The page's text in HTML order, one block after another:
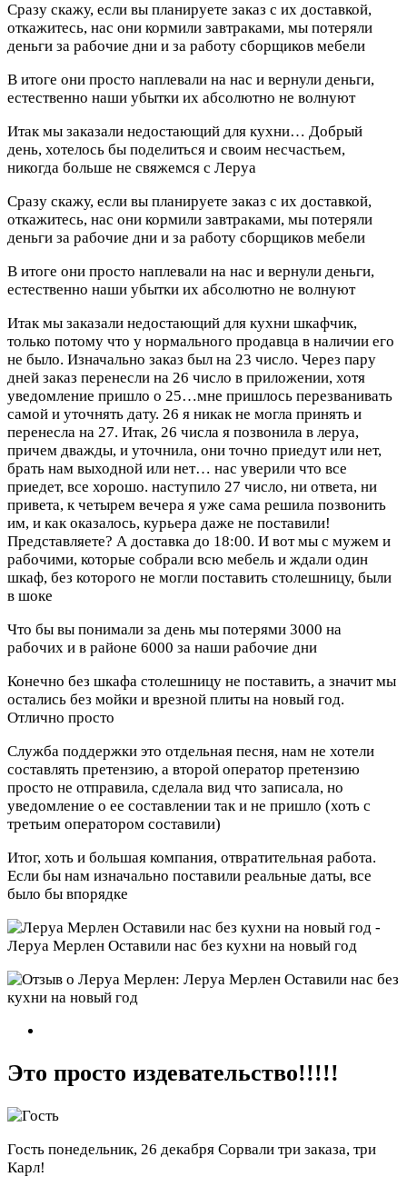
Сразу скажу, если вы планируете заказ с их доставкой,
откажитесь, нас они кормили завтраками, мы потеряли
деньги за рабочие дни и за работу сборщиков мебели
В итоге они просто наплевали на нас и вернули деньги,
естественно наши убытки их абсолютно не волнуют
Итак мы заказали недостающий для кухни… Добрый
день, хотелось бы поделиться и своим несчастьем,
никогда больше не свяжемся с Леруа
Сразу скажу, если вы планируете заказ с их доставкой,
откажитесь, нас они кормили завтраками, мы потеряли
деньги за рабочие дни и за работу сборщиков мебели
В итоге они просто наплевали на нас и вернули деньги,
естественно наши убытки их абсолютно не волнуют
Итак мы заказали недостающий для кухни шкафчик,
только потому что у нормального продавца в наличии его
не было. Изначально заказ был на 23 число. Через пару
дней заказ перенесли на 26 число в приложении, хотя
уведомление пришло о 25…мне пришлось перезванивать
самой и уточнять дату. 26 я никак не могла принять и
перенесла на 27. Итак, 26 числа я позвонила в леруа,
причем дважды, и уточнила, они точно приедут или нет,
брать нам выходной или нет… нас уверили что все
приедет, все хорошо. наступило 27 число, ни ответа, ни
привета, к четырем вечера я уже сама решила позвонить
им, и как оказалось, курьера даже не поставили!
Представляете? А доставка до 18:00. И вот мы с мужем и
рабочими, которые собрали всю мебель и ждали один
шкаф, без которого не могли поставить столешницу, были
в шоке
Что бы вы понимали за день мы потерями 3000 на
рабочих и в районе 6000 за наши рабочие дни
Конечно без шкафа столешницу не поставить, а значит мы
остались без мойки и врезной плиты на новый год.
Отлично просто
Служба поддержки это отдельная песня, нам не хотели
составлять претензию, а второй оператор претензию
просто не отправила, сделала вид что записала, но
уведомление о ее составлении так и не пришло (хоть с
третьим оператором составили)
Итог, хоть и большая компания, отвратительная работа.
Если бы нам изначально поставили реальные даты, все
было бы впорядке
Это просто издевательство!!!!!
Гость понедельник, 26 декабря Сорвали три заказа, три
Карл!